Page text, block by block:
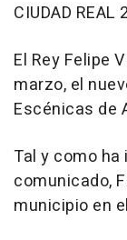
CIUDAD REAL
El Rey Felipe
marzo, el
Escénicas de
Tal y como
comunicado,
municipio en